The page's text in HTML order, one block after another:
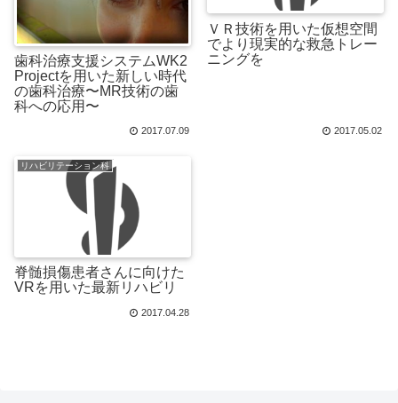
歯科治療支援システムWK2
Projectを用いた新しい時代
の歯科治療〜MR技術の歯
科への応用〜
2017.07.09
ＶＲ技術を用いた仮想空間
でより現実的な救急トレー
ニングを
2017.05.02
リハビリテーション科
脊髄損傷患者さんに向けた
VRを用いた最新リハビリ
2017.04.28